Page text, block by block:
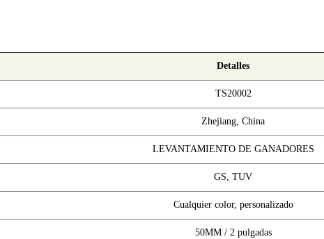
Detalles
TS20002
Zhejiang, China
LEVANTAMIENTO DE GANADORES
GS, TUV
Cualquier color, personalizado
50MM / 2 pulgadas